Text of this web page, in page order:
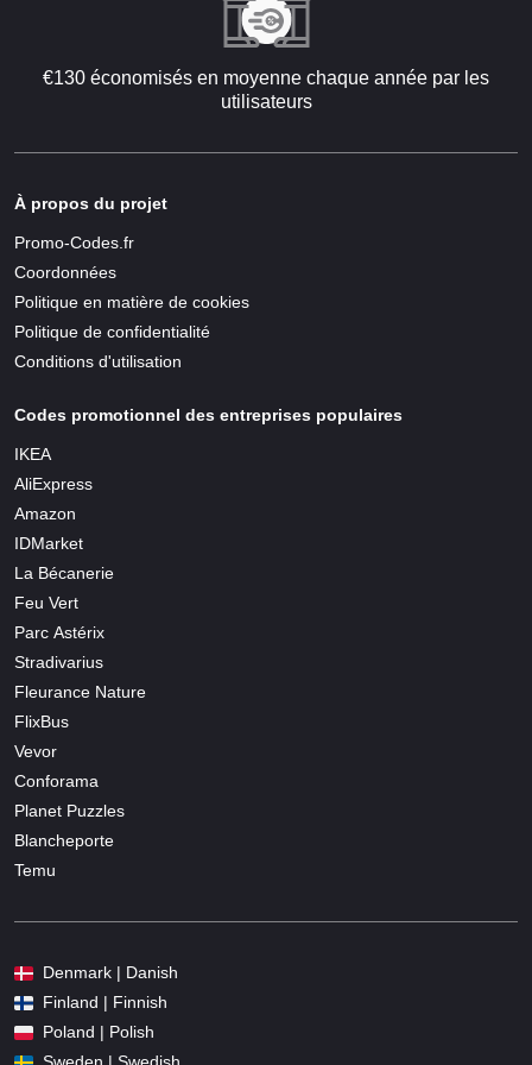
€130 économisés en moyenne chaque année par les
utilisateurs
À propos du projet
Promo-Codes.fr
Coordonnées
Politique en matière de cookies
Politique de confidentialité
Conditions d'utilisation
Codes promotionnel des entreprises populaires
IKEA
AliExpress
Amazon
IDMarket
La Bécanerie
Feu Vert
Parc Astérix
Stradivarius
Fleurance Nature
FlixBus
Vevor
Conforama
Planet Puzzles
Blancheporte
Temu
Denmark | Danish
Finland | Finnish
Poland | Polish